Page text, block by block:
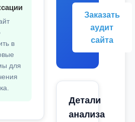
в
для
Заказать
аудит
сайта
Детали
анализа